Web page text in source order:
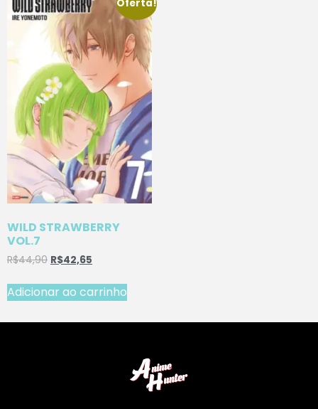
Oferta!
WILD STRAWBERRY
VOL.7
R$44,90 R$42,65
Adicionar ao carrinho